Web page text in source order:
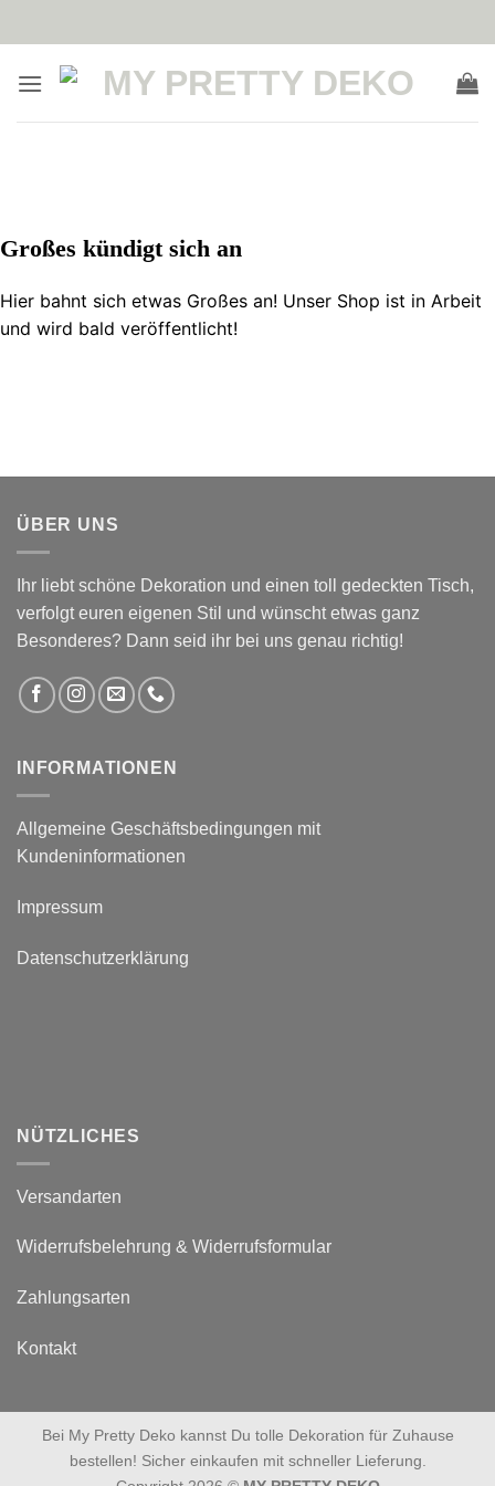
Inhalt
springen
Großes kündigt sich an
Hier bahnt sich etwas Großes an! Unser Shop ist in Arbeit
und wird bald veröffentlicht!
ÜBER UNS
Ihr liebt schöne Dekoration und einen toll gedeckten Tisch,
verfolgt euren eigenen Stil und wünscht etwas ganz
Besonderes? Dann seid ihr bei uns genau richtig!
INFORMATIONEN
Allgemeine Geschäftsbedingungen mit
Kundeninformationen
Impressum
Datenschutzerklärung
NÜTZLICHES
Versandarten
Widerrufsbelehrung & Widerrufsformular
Zahlungsarten
Kontakt
Bei My Pretty Deko kannst Du tolle Dekoration für Zuhause
bestellen! Sicher einkaufen mit schneller Lieferung.